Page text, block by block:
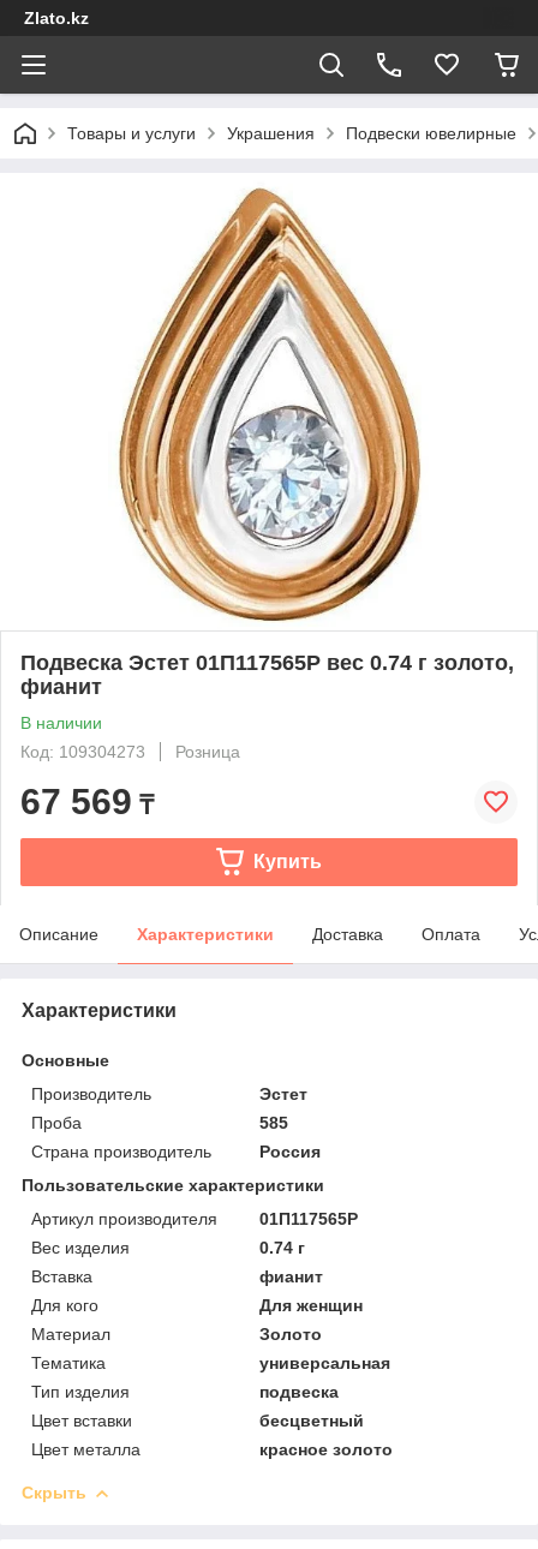
Zlato.kz
Товары и услуги Украшения Подвески ювелирные
Подвеска Эстет 01П117565Р вес 0.74 г золото,
фианит
В наличии
Код: 109304273
Розница
67 569 ₸
Купить
Описание Характеристики Доставка Оплата
Характеристики
Основные
Производитель
Эстет
Проба
585
Страна производитель
Россия
Пользовательские характеристики
Артикул производителя
01П117565Р
Вес изделия
0.74 г
Вставка
фианит
Для кого
Для женщин
Материал
Золото
Тематика
универсальная
Тип изделия
подвеска
Цвет вставки
бесцветный
Цвет металла
красное золото
Скрыть